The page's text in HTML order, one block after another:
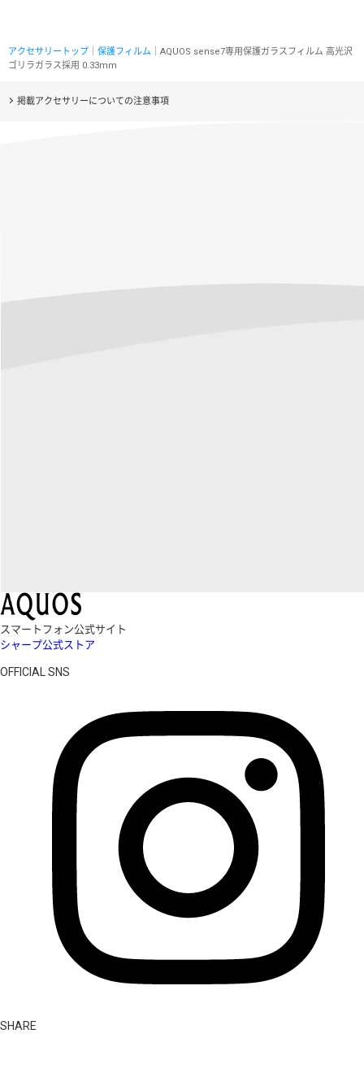
アクセサリートップ 保護フィルム ｜AQUOS sense7専用保護ガラスフィルム 高光沢
ゴリラガラス採用 0.33mm
掲載アクセサリーについての注意事項
スマートフォン公式サイト
シャープ公式ストア
OFFICIAL SNS
SHARE